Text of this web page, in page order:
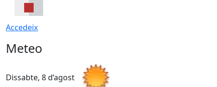
Accedeix
Meteo
Dissabte, 8 d’agost